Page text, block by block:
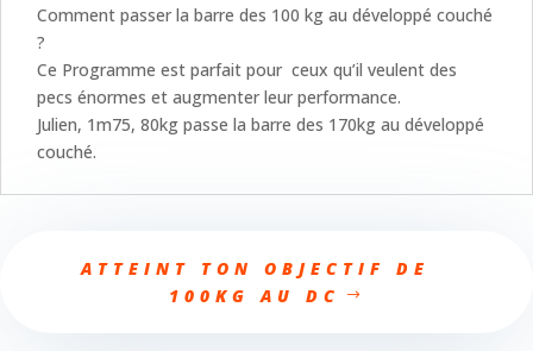
Comment passer la barre des 100 kg au développé couché
?
Ce Programme est parfait pour ceux qu’il veulent des
pecs énormes et augmenter leur performance.
Julien, 1m75, 80kg passe la barre des 170kg au développé
couché.
ATTEINT TON OBJECTIF DE
100KG AU DC